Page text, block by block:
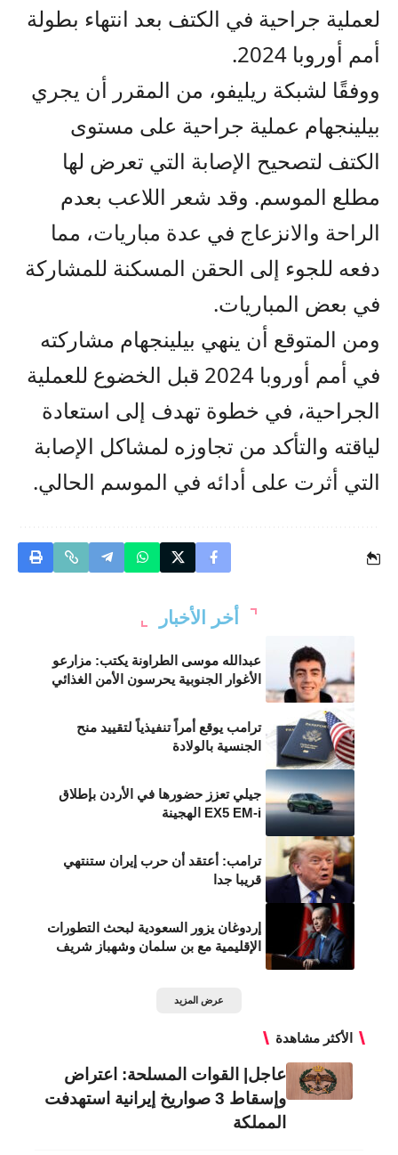
لعملية جراحية في الكتف بعد انتهاء بطولة
أمم أوروبا 2024.
ووفقًا لشبكة ريليفو، من المقرر أن يجري
بيلينجهام عملية جراحية على مستوى
الكتف لتصحيح الإصابة التي تعرض لها
مطلع الموسم. وقد شعر اللاعب بعدم
الراحة والانزعاج في عدة مباريات، مما
دفعه للجوء إلى الحقن المسكنة للمشاركة
في بعض المباريات.
ومن المتوقع أن ينهي بيلينجهام مشاركته
في أمم أوروبا 2024 قبل الخضوع للعملية
الجراحية، في خطوة تهدف إلى استعادة
لياقته والتأكد من تجاوزه لمشاكل الإصابة
التي أثرت على أدائه في الموسم الحالي.
أخر الأخبار
عبدالله موسى الطراونة يكتب: مزارعو
الأغوار الجنوبية يحرسون الأمن الغذائي
ترامب يوقع أمراً تنفيذياً لتقييد منح
الجنسية بالولادة
جيلي تعزز حضورها في الأردن بإطلاق
EX5 EM-i الهجينة
ترامب: أعتقد أن حرب إيران ستنتهي
قريبا جدا
إردوغان يزور السعودية لبحث التطورات
الإقليمية مع بن سلمان وشهباز شريف
عرض المزيد
الأكثر مشاهدة
عاجل| القوات المسلحة: اعتراض
وإسقاط 3 صواريخ إيرانية استهدفت
المملكة